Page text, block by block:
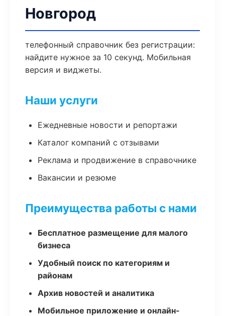
Новгород
телефонный справочник без регистрации:
найдите нужное за 10 секунд. Мобильная
версия и виджеты.
Наши услуги
Ежедневные новости и репортажи
Каталог компаний с отзывами
Реклама и продвижение в справочнике
Вакансии и резюме
Преимущества работы с нами
Бесплатное размещение для малого
бизнеса
Удобный поиск по категориям и
районам
Архив новостей и аналитика
Мобильное приложение и онлайн-